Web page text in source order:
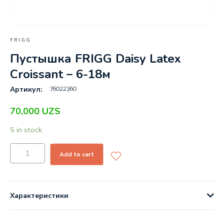
FRIGG
Пустышка FRIGG Daisy Latex
Croissant – 6-18м
Артикул: 76022360
70,000 UZS
5 in stock
Add to cart
Характеристики